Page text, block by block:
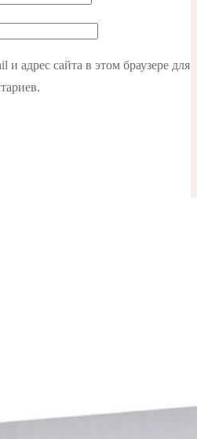
адрес сайта в этом браузере для